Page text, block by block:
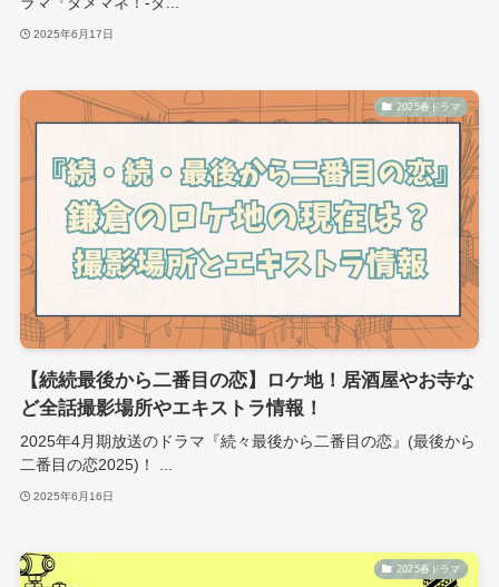
2025年6月17日
2025春ドラマ
【続続最後から二番目の恋】ロケ地！居酒屋やお寺な
ど全話撮影場所やエキストラ情報！
2025年4月期放送のドラマ『続々最後から二番目の恋』(最後から
二番目の恋2025)！ ...
2025年6月16日
2025春ドラマ